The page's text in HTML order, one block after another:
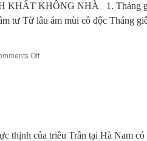
KHÔNG NHÀ 1. Tháng
tư Từ lâu ám mùi cô độc Tháng
Offon
thịnh của triều Trần tại Hà Nam có